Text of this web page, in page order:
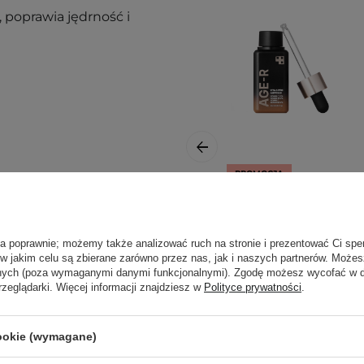
poprawia jędrność i
osuszoną skórę
lub przed kremem
PROMOCJA
Ampoule -
Rozjaśniające
Serum do Twarzy z
Witaminą C - 20ml
poprawnie; możemy także analizować ruch na stronie i prezentować Ci
jakim celu są zbierane zarówno przez nas, jak i naszych partnerów.
(poza wymaganymi danymi funkcjonalnymi). Zgodę możesz wycofać w
Więcej informacji znajdziesz w Polityce prywatności.
(wymagane)